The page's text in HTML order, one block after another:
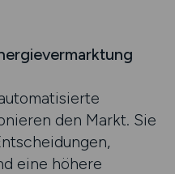
den Markt. Sie
eine höhere